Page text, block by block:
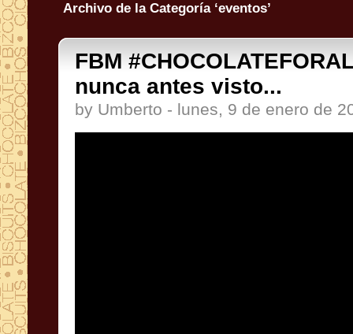
Archivo de la Categoría ‘eventos’
FBM
nunca antes visto...
by Umberto - lunes, 9 de enero de